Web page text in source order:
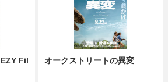
Fil
オークストリートの異変